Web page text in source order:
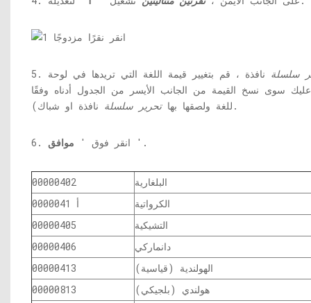
سلسلة نافذة ، قم بتغيير قيمة اللغة التي تريدها في لوحة
عليك سوى نسخ القيمة من الجانب الأيسر من الجدول أدناه وفقًا
للغة ولصقها بهاتحرير سلسلة نافذة او شباك).
6. انقر فوق ' موافق '.
00000402
البلغارية
0000041 أ
الكرواتية
00000405
التشيكية
00000406
دانماركي
00000413
الهولندية (قياسية)
00000813
هولندي (بلجيكي)